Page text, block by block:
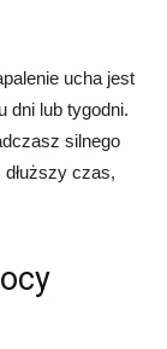
ucha jest
dni lub tygodni.
silnego
czas,